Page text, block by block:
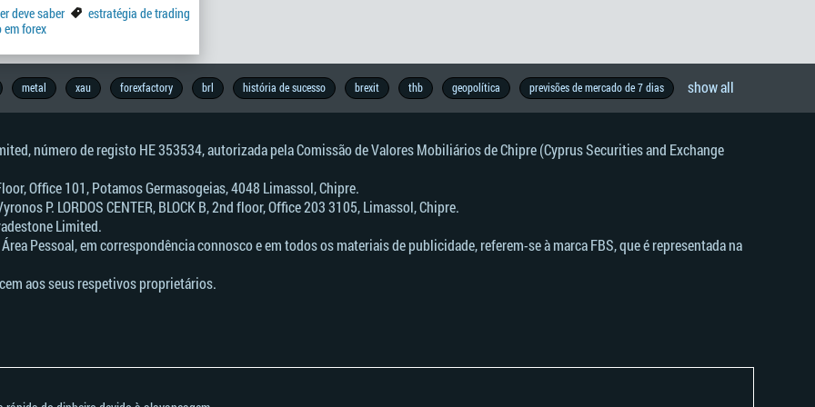
deve saber
estratégia de trading
forex
metal xau forexfactory brl história de sucesso brexit thb geopolítica previsões de mercado de 7 dias show all
número de registo HE 353534, autorizada pela Comissão de Valores Mobiliários de Chipre (Cyprus Securities and Exchange
Office 101, Potamos Germasogeias, 4048 Limassol, Chipre.
Р. LORDOS CENTER, BLOCK В, 2nd floor, Office 203 3105, Limassol, Chipre.
Limited.
Pessoal, em correspondência connosco e em todos os materiais de publicidade, referem-se à marca FBS, que é representada na
aos seus respetivos proprietários.